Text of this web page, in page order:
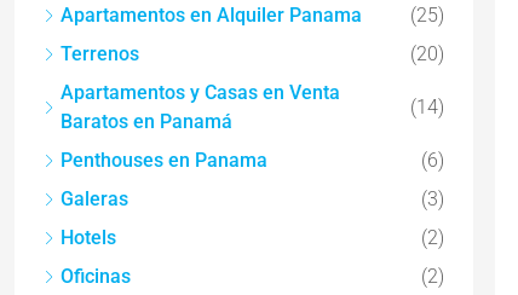
Apartamentos en Alquiler Panama
(25)
Terrenos
(20)
Apartamentos y Casas en Venta
Baratos en Panamá
(14)
Penthouses en Panama
(6)
Galeras
(3)
Hotels
(2)
Oficinas
(2)